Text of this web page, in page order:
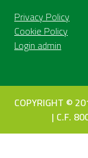
Privacy Policy
Cookie Policy
Login admin
COPYRIGHT ©
| C.F.